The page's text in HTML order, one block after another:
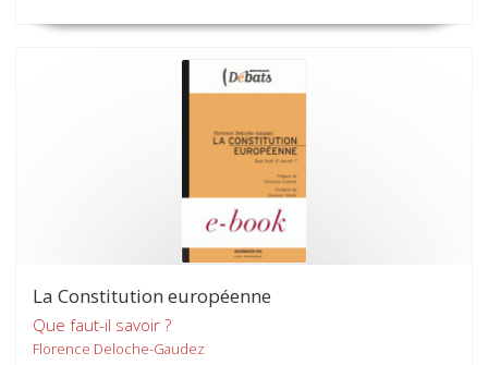
La Constitution européenne
Que faut-il savoir ?
Florence Deloche-Gaudez